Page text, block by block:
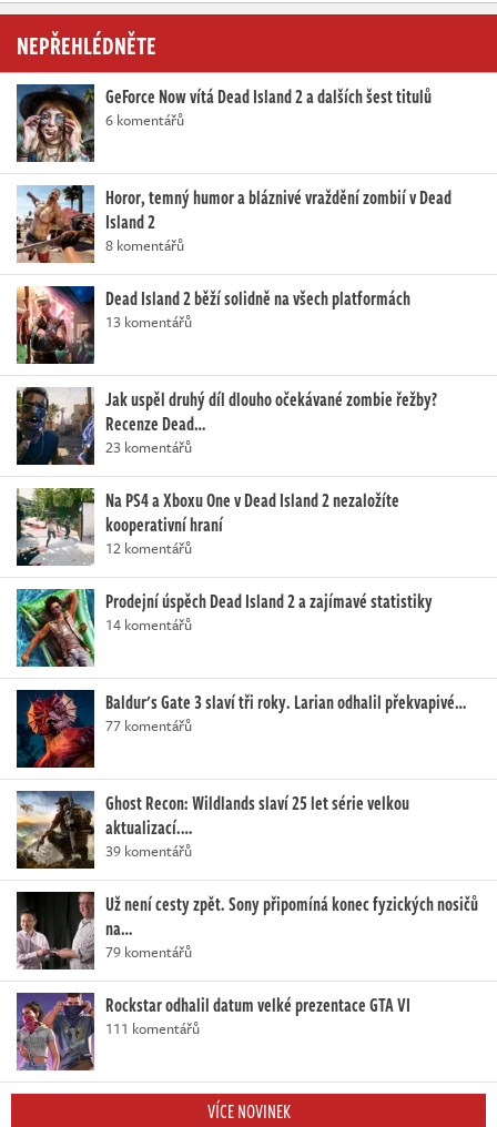
NEPŘEHLÉDNĚTE
GeForce Now vítá Dead Island 2 a dalších šest titulů
6 komentářů
Horor, temný humor a bláznivé vraždění zombií v Dead
Island 2
8 komentářů
Dead Island 2 běží solidně na všech platformách
13 komentářů
Jak uspěl druhý díl dlouho očekávané zombie řežby?
Recenze Dead…
23 komentářů
Na PS4 a Xboxu One v Dead Island 2 nezaložíte
kooperativní hraní
12 komentářů
Prodejní úspěch Dead Island 2 a zajímavé statistiky
14 komentářů
Baldur's Gate 3 slaví tři roky. Larian odhalil překvapivé…
77 komentářů
Ghost Recon: Wildlands slaví 25 let série velkou
aktualizací.…
39 komentářů
Už není cesty zpět. Sony připomíná konec fyzických nosičů
na…
79 komentářů
Rockstar odhalil datum velké prezentace GTA VI
111 komentářů
VÍCE NOVINEK